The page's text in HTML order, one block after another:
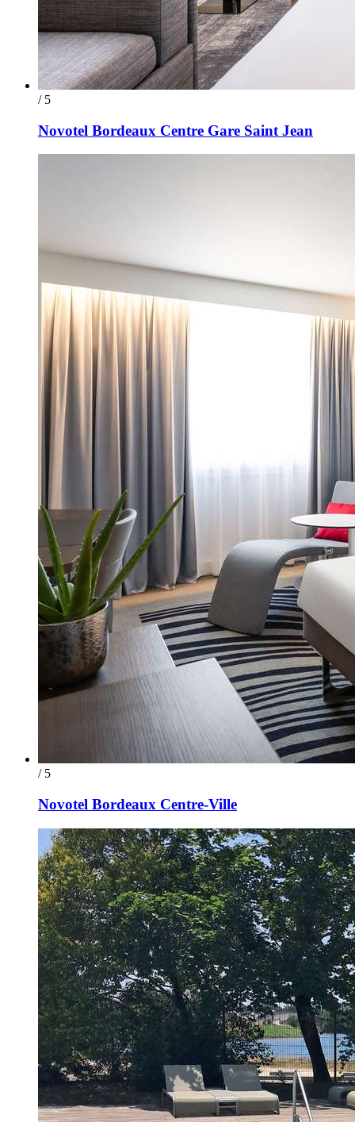
/ 5
Novotel Bordeaux Centre Gare Saint Jean
/ 5
Novotel Bordeaux Centre-Ville